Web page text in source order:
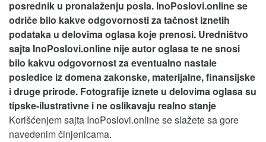
posrednik u pronalaženju posla. InoPoslovi.online se
odriče bilo kakve odgovornosti za tačnost iznetih
podataka u delovima oglasa koje prenosi. Uredništvo
sajta InoPoslovi.online nije autor oglasa te ne snosi
bilo kakvu odgovornost za eventualno nastale
posledice iz domena zakonske, materijalne, finansijske
i druge prirode. Fotografije iznete u delovima oglasa su
tipske-ilustrativne i ne oslikavaju realno stanje
Korišćenjem sajta InoPoslovi.online se slažete sa gore
navedenim činjenicama.